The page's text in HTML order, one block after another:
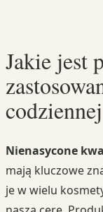
Jakie jest
Nienasycone
mają kluczowe
je w wielu